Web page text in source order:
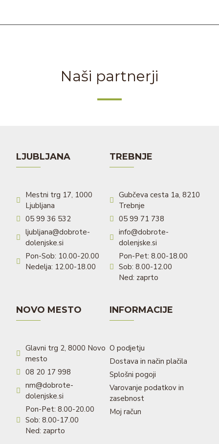
Naši partnerji
LJUBLJANA
Mestni trg 17, 1000
Ljubljana
05 99 36 532
ljubljana@dobrote-
dolenjske.si
Pon-Sob: 10.00-20.00
Nedelja: 12.00-18.00
TREBNJE
Gubčeva cesta 1a, 8210
Trebnje
05 99 71 738
info@dobrote-
dolenjske.si
Pon-Pet: 8.00-18.00
Sob: 8.00-12.00
Ned: zaprto
NOVO MESTO
Glavni trg 2, 8000 Novo
mesto
08 20 17 998
nm@dobrote-
dolenjske.si
Pon-Pet: 8.00-20.00
Sob: 8.00-17.00
Ned: zaprto
INFORMACIJE
O podjetju
Dostava in način plačila
Splošni pogoji
Varovanje podatkov in
zasebnost
Moj račun